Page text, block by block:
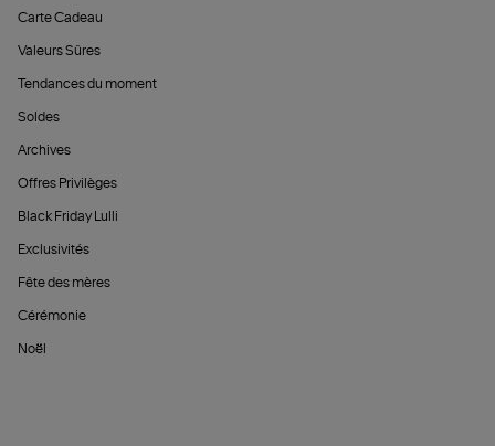
Carte Cadeau
Valeurs Sûres
Tendances du moment
Soldes
Archives
Offres Privilèges
Black Friday Lulli
Exclusivités
Fête des mères
Cérémonie
Noël